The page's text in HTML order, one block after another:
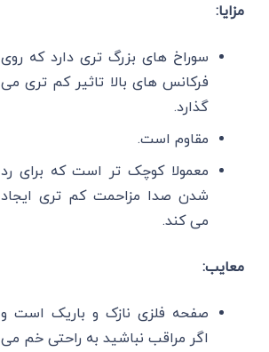
مزایا:
سوراخ های بزرگ تری دارد که روی
فرکانس های بالا تاثیر کم تری می
گذارد.
مقاوم است.
معمولا کوچک تر است که برای رد
شدن صدا مزاحمت کم تری ایجاد
می کند.
معایب:
صفحه فلزی نازک و باریک است و
اگر مراقب نباشید به راحتی خم می